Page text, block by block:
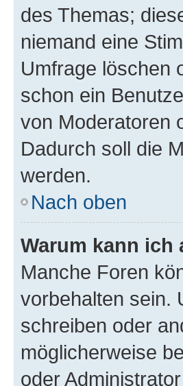
des Themas;
niemand eine
Umfrage löschen
schon ein
von Moderatoren
Dadurch soll die
werden.
Nach oben
Warum kann
Manche Foren
vorbehalten sein.
schreiben oder
möglicherweise
oder